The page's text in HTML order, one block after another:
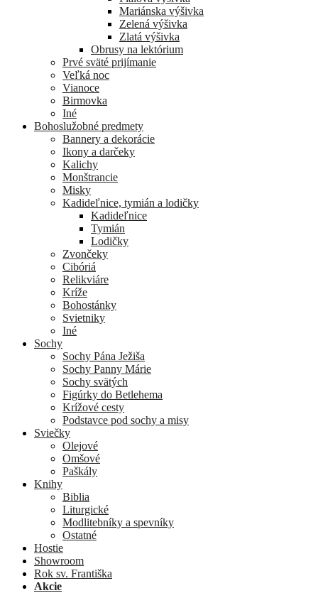
Mariánska výšivka
Zelená výšivka
Zlatá výšivka
Obrusy na lektórium
Prvé sväté prijímanie
Veľká noc
Vianoce
Birmovka
Iné
Bohoslužobné predmety
Bannery a dekorácie
Ikony a darčeky
Kalichy
Monštrancie
Misky
Kadideľnice, tymián a lodičky
Kadideľnice
Tymián
Lodičky
Zvončeky
Cibóriá
Relikviáre
Kríže
Bohostánky
Svietniky
Iné
Sochy
Sochy Pána Ježiša
Sochy Panny Márie
Sochy svätých
Figúrky do Betlehema
Krížové cesty
Podstavce pod sochy a misy
Sviečky
Olejové
Omšové
Paškály
Knihy
Biblia
Liturgické
Modlitebníky a spevníky
Ostatné
Hostie
Showroom
Rok sv. Františka
Akcie